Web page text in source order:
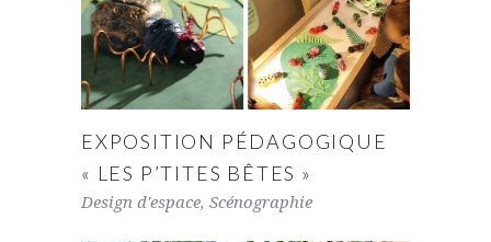
EXPOSITION PÉDAGOGIQUE
« LES P’TITES BÊTES »
Design d'espace, Scénographie